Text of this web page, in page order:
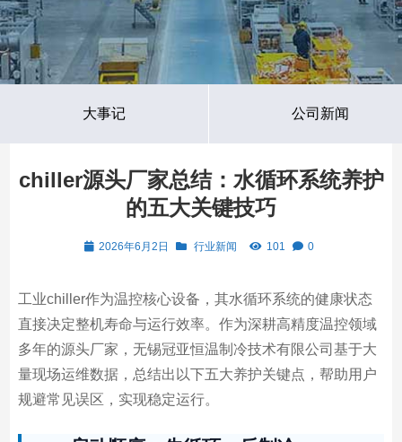
大事记 公司新闻
chiller源头厂家总结：水循环系统养护
的五大关键技巧
2026年6月2日 行业新闻 101 0
工业chiller作为温控核心设备，其水循环系统的健康状态
直接决定整机寿命与运行效率。作为深耕高精度温控领域
多年的源头厂家，无锡冠亚恒温制冷技术有限公司基于大
量现场运维数据，总结出以下五大养护关键点，帮助用户
规避常见误区，实现稳定运行。